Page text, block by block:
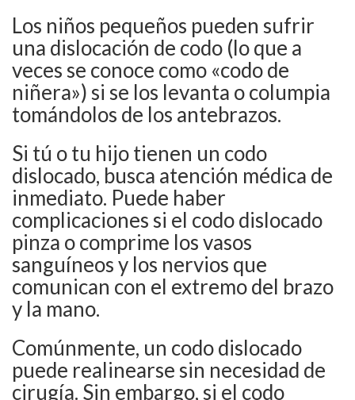
Los niños pequeños pueden sufrir
una dislocación de codo (lo que a
veces se conoce como «codo de
niñera») si se los levanta o columpia
tomándolos de los antebrazos.
Si tú o tu hijo tienen un codo
dislocado, busca atención médica de
inmediato. Puede haber
complicaciones si el codo dislocado
pinza o comprime los vasos
sanguíneos y los nervios que
comunican con el extremo del brazo
y la mano.
Comúnmente, un codo dislocado
puede realinearse sin necesidad de
cirugía. Sin embargo, si el codo